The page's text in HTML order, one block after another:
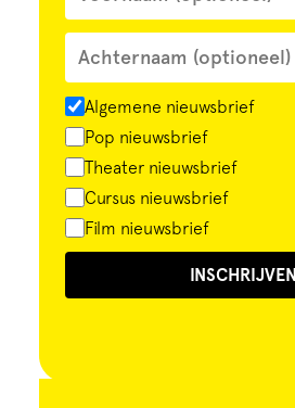
Contact
Steun ons
Algemene nieuwsbrief
Pop nieuwsbrief
Theater nieuwsbrief
Cursus nieuwsbrief
Film nieuwsbrief
INSCHRIJVEN